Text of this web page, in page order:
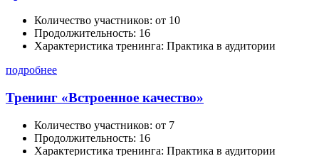
Количество участников: от 10
Продолжительность: 16
Характеристика тренинга: Практика в аудитории
подробнее
Тренинг «Встроенное качество»
Количество участников: от 7
Продолжительность: 16
Характеристика тренинга: Практика в аудитории